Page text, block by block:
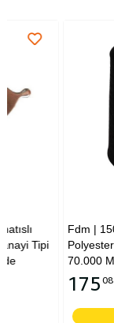
Fdm | 150 Denye |
Polyester Overlok
70.000 Metre |
08 TL
Sepete